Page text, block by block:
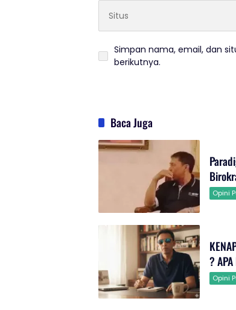
Simpan nama, email, dan
berikutnya.
Baca Juga
Opini
?
Opini